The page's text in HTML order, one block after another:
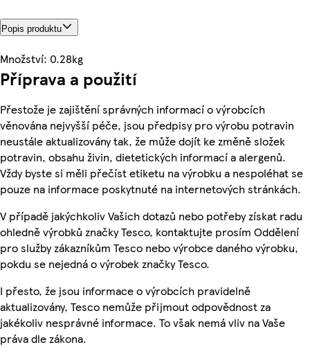
Popis produktu
Množství: 0.28kg
Příprava a použití
Přestože je zajištění správných informací o výrobcích
věnována nejvyšší péče, jsou předpisy pro výrobu potravin
neustále aktualizovány tak, že může dojít ke změně složek
potravin, obsahu živin, dietetických informací a alergenů.
Vždy byste si měli přečíst etiketu na výrobku a nespoléhat se
pouze na informace poskytnuté na internetových stránkách.
V případě jakýchkoliv Vašich dotazů nebo potřeby získat radu
ohledně výrobků značky Tesco, kontaktujte prosím Oddělení
pro služby zákazníkům Tesco nebo výrobce daného výrobku,
pokdu se nejedná o výrobek značky Tesco.
I přesto, že jsou informace o výrobcích pravidelně
aktualizovány, Tesco nemůže přijmout odpovědnost za
jakékoliv nesprávné informace. To však nemá vliv na Vaše
práva dle zákona.